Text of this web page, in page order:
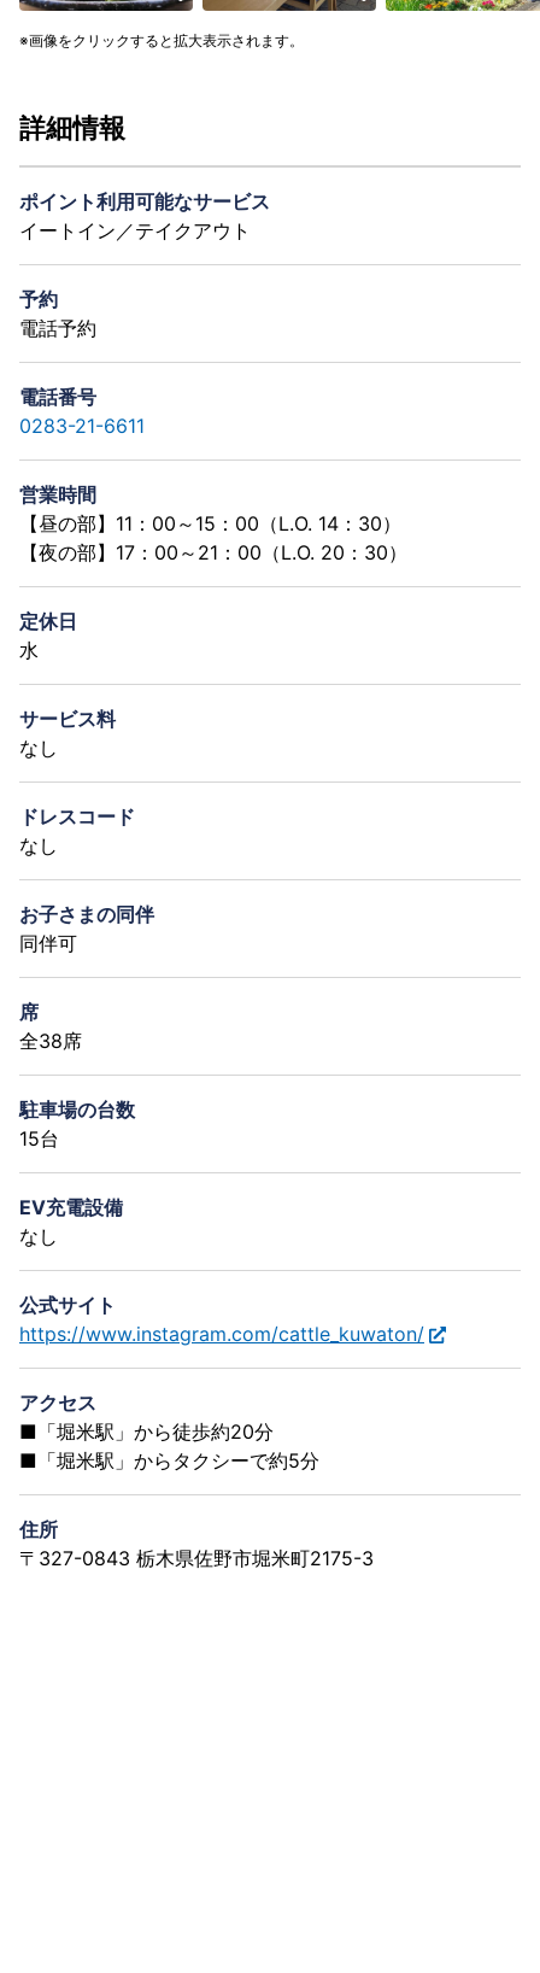
画像をクリックすると拡大表示されます。
詳細情報
ポイント利用可能なサービス
イートイン／テイクアウト
予約
電話予約
電話番号
0283-21-6611
営業時間
【昼の部】11：00～15：00（L.O. 14：30）
【夜の部】17：00～21：00（L.O. 20：30）
定休日
水
サービス料
なし
ドレスコード
なし
お子さまの同伴
同伴可
席
全38席
駐車場の台数
15台
EV充電設備
なし
公式サイト
https://www.instagram.com/cattle_kuwaton/
アクセス
■「堀米駅」から徒歩約20分
■「堀米駅」からタクシーで約5分
住所
〒327-0843 栃木県佐野市堀米町2175-3